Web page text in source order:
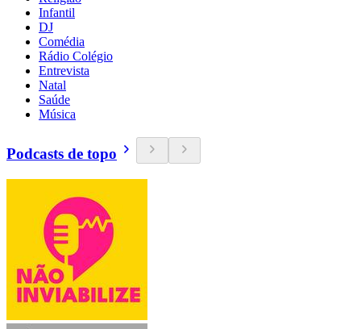
Infantil
DJ
Comédia
Rádio Colégio
Entrevista
Natal
Saúde
Música
Podcasts de topo